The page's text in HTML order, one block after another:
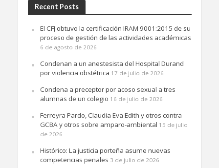
Recent Posts
El CFJ obtuvo la certificación IRAM 9001:2015 de su
proceso de gestión de las actividades académicas
6 de agosto de 2026
Condenan a un anestesista del Hospital Durand
por violencia obstétrica 17 de julio de 2026
Condena a preceptor por acoso sexual a tres
alumnas de un colegio 16 de julio de 2026
Ferreyra Pardo, Claudia Eva Edith y otros contra
GCBA y otros sobre amparo-ambiental 15 de julio
de 2026
Histórico: La justicia porteña asume nuevas
competencias penales 3 de julio de 2026